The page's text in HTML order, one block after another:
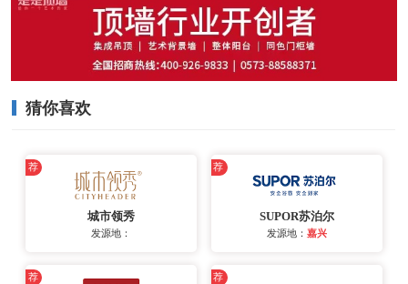
猜你喜欢
荐
城市领秀
发源地：
荐
SUPOR苏泊尔
发源地： 嘉兴
荐 荐